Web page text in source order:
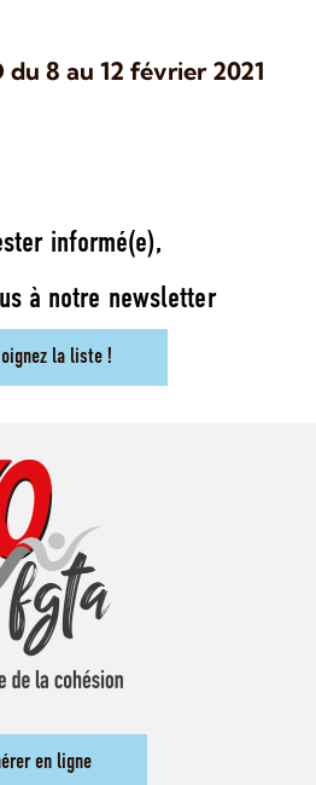
8 au 12 février 2021
informé(e),
à notre newsletter
la liste !
en ligne